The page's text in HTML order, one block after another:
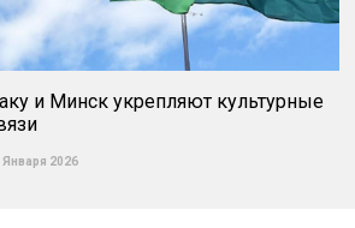
и Минск укрепляют культурные
Января 2026